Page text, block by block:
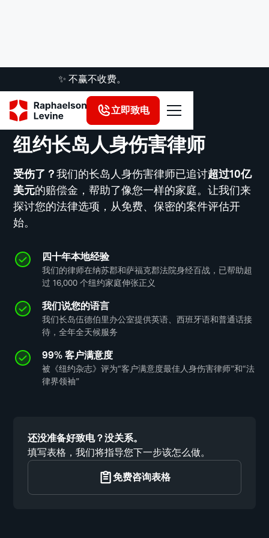
✨ 不赢不收费。
立即致电
谷歌 ·721条评论
4.8
纽约长岛人身伤害律师
受伤了？我们的长岛人身伤害律师已追讨超过10亿
美元的赔偿金，帮助了像您一样的家庭。让我们来
探讨您的法律选项，从免费、保密的案件评估开
始。
四十年本地经验
我们的律师在纳苏郡和萨福克郡法院身经百战，已帮助超
过 16,000 个纽约家庭伸张正义
我们说您的语言
我们长岛伍德伯里办公室提供英语、西班牙语和普通话接
待，全年全天候服务
99% 客户满意度
被《纽约杂志》评为“客户满意度最佳人身伤害律师”和“法
律界领袖”
还没准备好致电？没关系。
填写表格，我们将指导您下一步该怎么做。
免费咨询表格